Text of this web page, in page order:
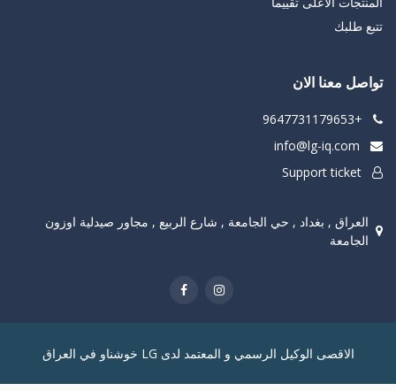
تتبع طلبك
تواصل معنا الان
+9647731179653
العراق , بغداد , حي الجامعة , شارع الربيع , مجاور صيدلية اوزون
الجامعة
الاقصى الوكيل الرسمي و المعتمد لدى LG خوشناو في العراق